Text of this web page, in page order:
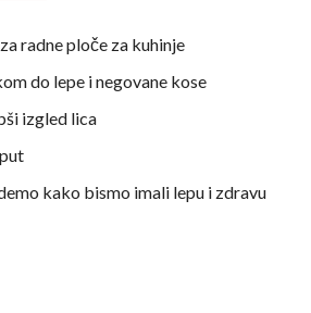
radne ploče za kuhinje
do lepe i negovane kose
izgled lica
kako bismo imali lepu i zdravu